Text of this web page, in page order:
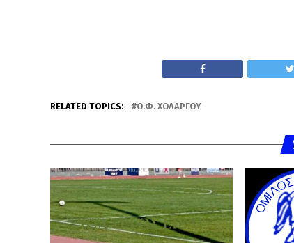
RELATED TOPICS: Ο.Φ. ΧΟΛΑΡΓΟΎ